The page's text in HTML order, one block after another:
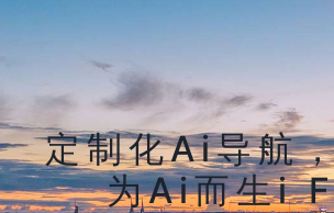
定制化Ai导航
为Ai而生i